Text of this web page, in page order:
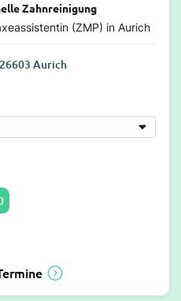
Zahnreinigung
(ZMP) in Aurich
Aurich